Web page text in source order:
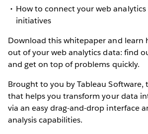
How to connect your web
initiatives
Download this whitepaper and learn
out of your web analytics data: find
and get on top of problems quickly.
Brought to you by Tableau Software,
that helps you transform your data
via an easy drag-and-drop interface
analysis capabilities.